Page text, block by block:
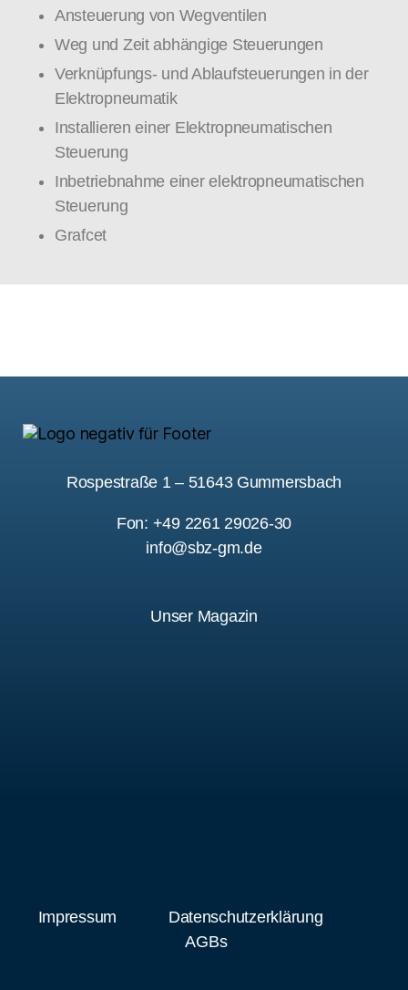
Ansteuerung von Wegventilen
Weg und Zeit abhängige Steuerungen
Verknüpfungs- und Ablaufsteuerungen in der
Elektropneumatik
Installieren einer Elektropneumatischen
Steuerung
Inbetriebnahme einer elektropneumatischen
Steuerung
Grafcet
Rospestraße 1 – 51643 Gummersbach
Fon: +49 2261 29026-30
info@sbz-gm.de
Unser Magazin
Impressum
Datenschutzerklärung
AGBs